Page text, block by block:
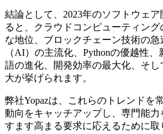
結論として、2023年のソフトウェ
ると、クラウドコンピューティン
な地位、ブロックチェーン技術の
（AI）の主流化、Pythonの優越性
語の進化、開発効率の最大化、そ
大が挙げられます。
弊社Yopazは、これらのトレンドを
動向をキャッチアップし、専門能力
すます高まる要求に応えるために